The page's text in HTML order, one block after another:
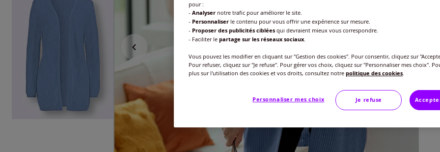
40
44
pour :
- Analyser notre trafic pour améliorer le site.
- Personnaliser le contenu pour vous offrir une expérience sur mesure.
- Proposer des publicités ciblées qui devraient mieux vous correspondre.
- Faciliter le partage sur les réseaux sociaux.
Vous pouvez les modifier en cliquant sur "Gestion des cookies". Pour consentir, cliquez sur
Pour refuser, cliquez sur "Je refuse". Pour gérer vos choix, cliquez sur "Personnaliser mes choix".
plus sur l'utilisation des cookies et vos droits, consultez notre politique des cookies.
Personnaliser mes choix Je refuse